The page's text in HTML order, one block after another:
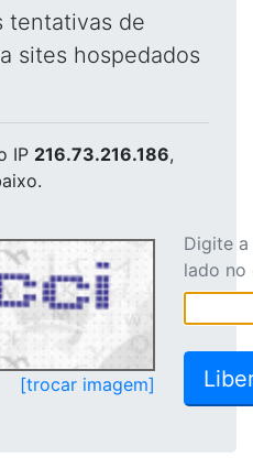
tentativas de
sites hospedados
IP 216.73.216.186,
[trocar imagem]
Digite
lado no